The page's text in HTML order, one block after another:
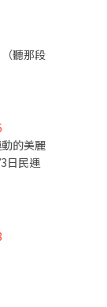
聽那段
的美麗
日民運